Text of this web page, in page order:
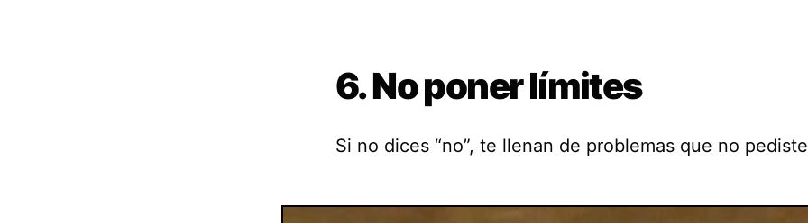
6. No poner límites
Si no dices “no”, te llenan de problemas que no